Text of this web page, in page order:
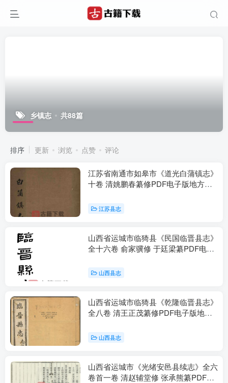
乡镇志 共88篇
排序 更新 浏览 点赞 评论
江苏省南通市如皋市《道光白蒲镇志》
十卷 清姚鹏春纂修PDF电子版地方志
江苏县志
山西省运城市临猗县《民国临晋县志》
全十六卷 俞家骥修 于廷梁纂PDF电子
山西县志
山西省运城市临猗县《乾隆临晋县志》
全八卷 清王正茂纂修PDF电子版地方
山西县志
山西省运城市《光绪安邑县续志》全六
卷首一卷 清赵辅堂修 张承熊纂PDF电